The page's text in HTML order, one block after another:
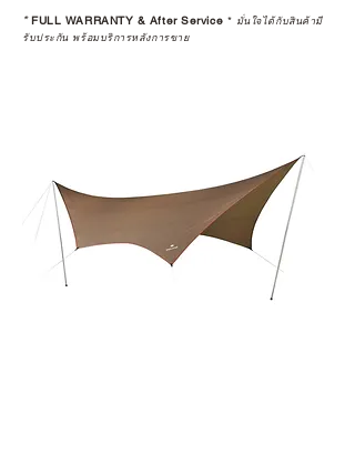
STUDIO และร้านตัวแทนจำหน่ายที่
ได้รับการแต่งตั้งอย่างเป็นทางการ จะ
หรือการแก้ไขปัญหาที่อาจเกิดขึ้นใน
อนาคต
ก่อนตัดสินใจซื้อสินค้า เราอยาก
แนะนำให้คุณสอบถามทุกครั้งว่า ร้าน
ค้าที่คุณกำลังเลือกซื้อนั้น มีการรับ
ประกันสินค้าจากตัวแทนจำหน่าย
*FULL WARRANTY & After Service * มั่นใจได้กับสินค้ามี
รับประกัน พร้อมบริการหลังการขาย